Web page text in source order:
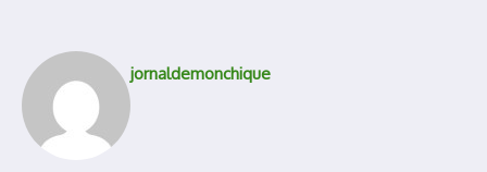
jornaldemonchique